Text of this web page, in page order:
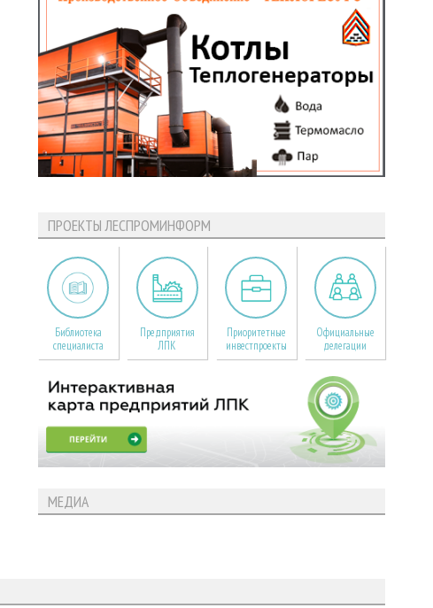
ПРОЕКТЫ ЛЕСПРОМИНФОРМ
Библиотека
специалиста
Предприятия
ЛПК
Приоритетные
инвестпроекты
Официальные
делегации
МЕДИА